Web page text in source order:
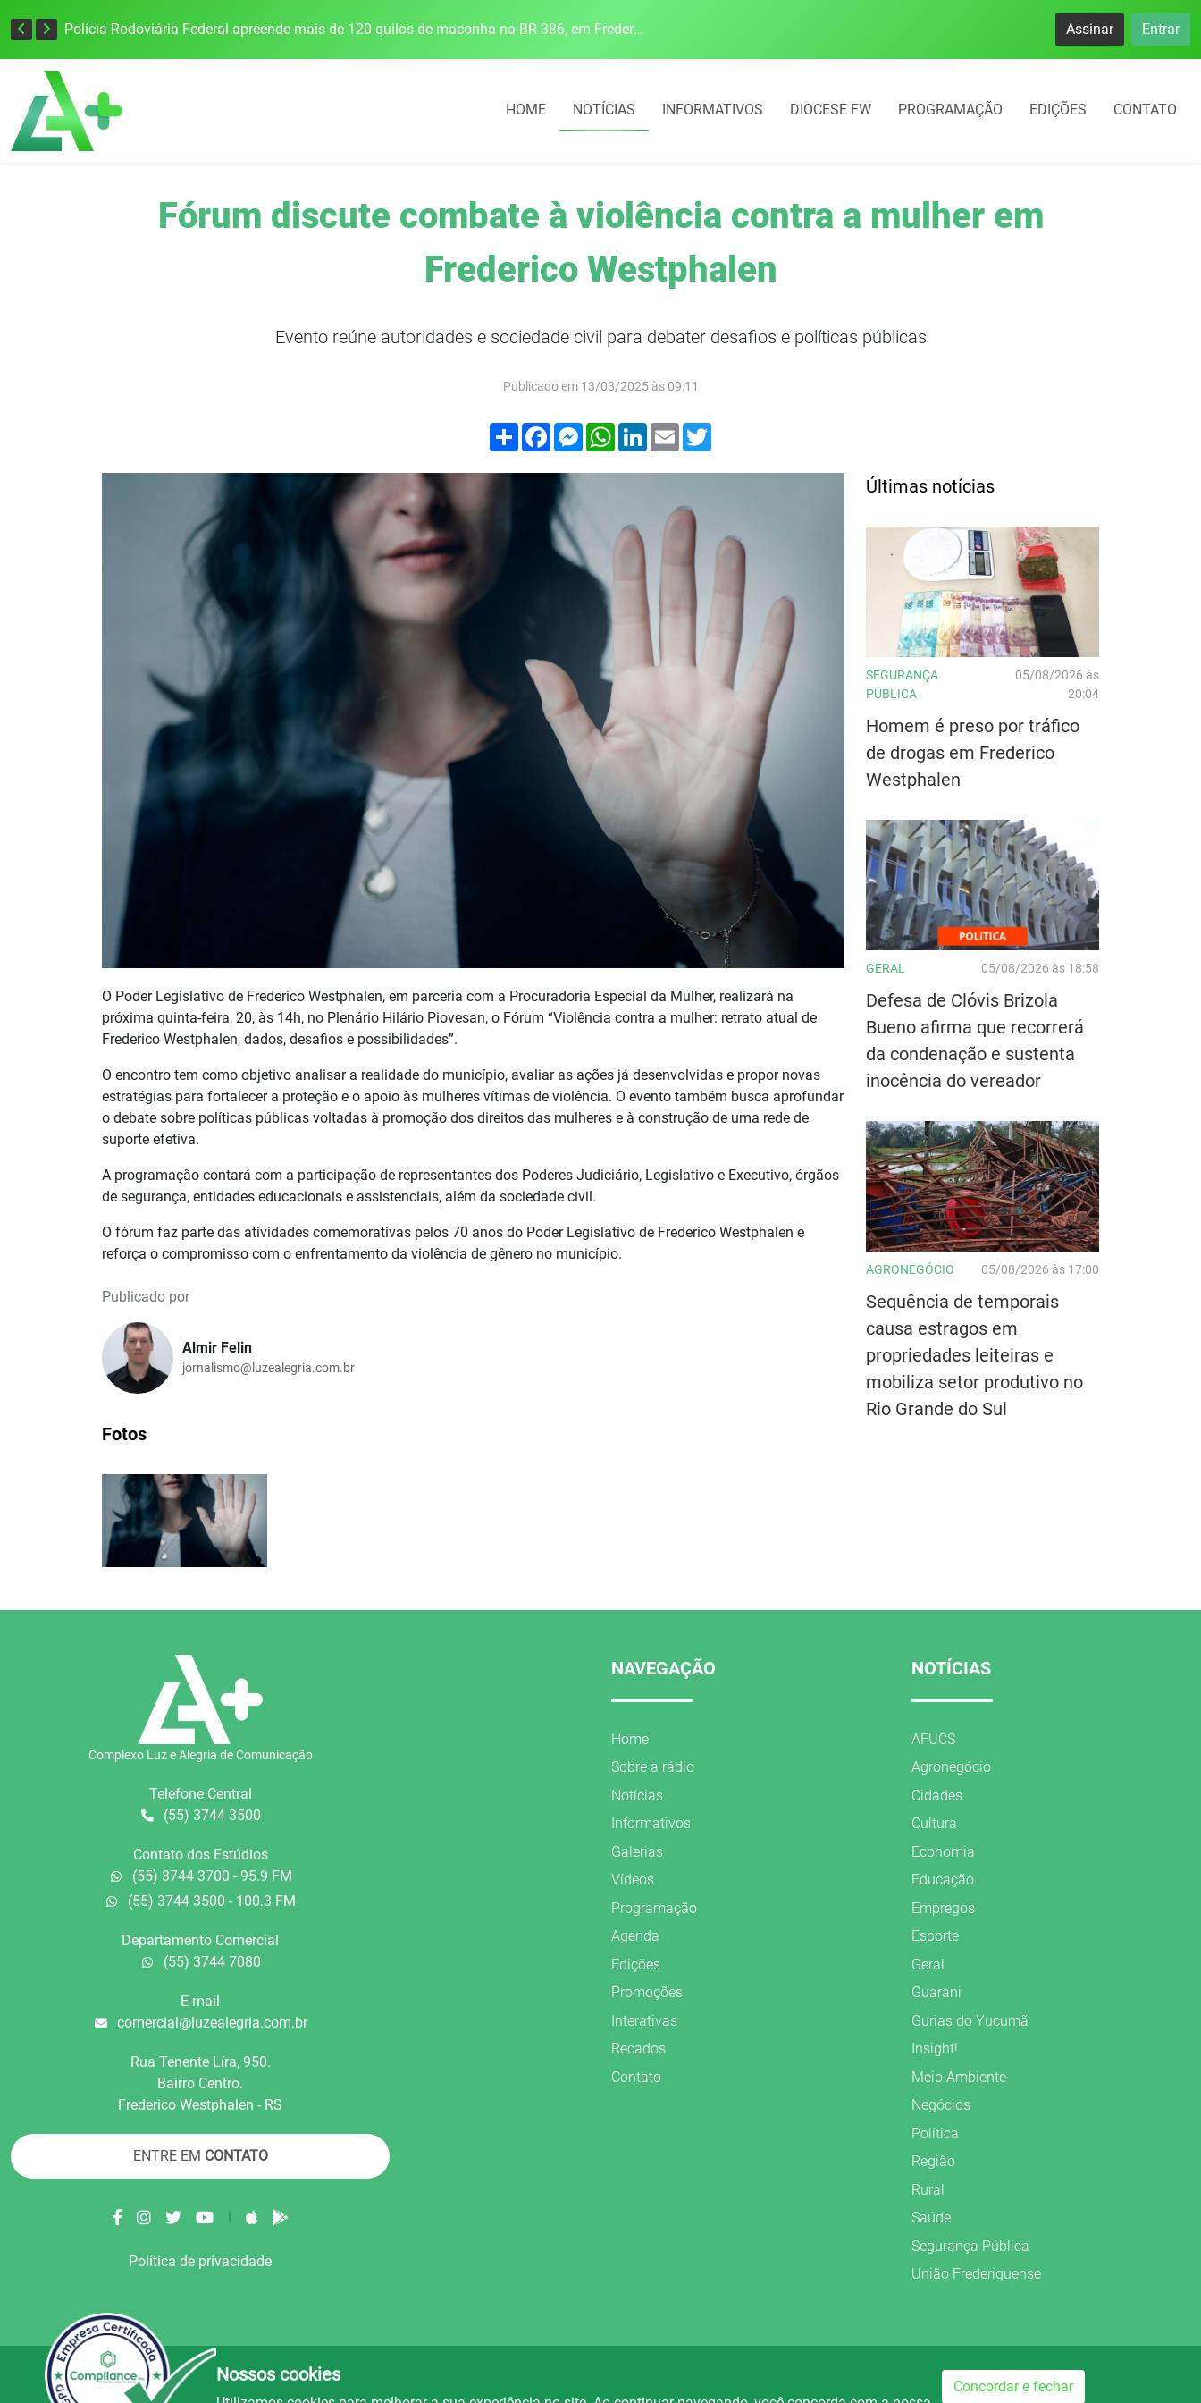
Polícia Rodoviária Federal apreende mais de 120 quilos de maconha na BR-386, em Frederico Westphalen Assinar Entrar
HOME NOTÍCIAS INFORMATIVOS DIOCESE FW PROGRAMAÇÃO EDIÇÕES CONTATO
Fórum discute combate à violência contra a mulher em
Frederico Westphalen
Evento reúne autoridades e sociedade civil para debater desafios e políticas públicas
Publicado em 13/03/2025 às 09:11
Compartilhar
FacebookMessenger
WhatsApp
LinkedIn
Email
O Poder Legislativo de Frederico Westphalen, em parceria com a Procuradoria Especial da Mulher, realizará na
próxima quinta-feira, 20, às 14h, no Plenário Hilário Piovesan, o Fórum “Violência contra a mulher: retrato atual de
Frederico Westphalen, dados, desafios e possibilidades”.
O encontro tem como objetivo analisar a realidade do município, avaliar as ações já desenvolvidas e propor novas
estratégias para fortalecer a proteção e o apoio às mulheres vítimas de violência. O evento também busca aprofundar
o debate sobre políticas públicas voltadas à promoção dos direitos das mulheres e à construção de uma rede de
suporte efetiva.
A programação contará com a participação de representantes dos Poderes Judiciário, Legislativo e Executivo, órgãos
de segurança, entidades educacionais e assistenciais, além da sociedade civil.
O fórum faz parte das atividades comemorativas pelos 70 anos do Poder Legislativo de Frederico Westphalen e
reforça o compromisso com o enfrentamento da violência de gênero no município.
Publicado por
Almir Felin
jornalismo@luzealegria.com.br
Fotos
Últimas notícias
SEGURANÇA
PÚBLICA
05/08/2026 às
20:04
Homem é preso por tráfico
de drogas em Frederico
Westphalen
GERAL 05/08/2026 às 18:58
Defesa de Clóvis Brizola
Bueno afirma que recorrerá
da condenação e sustenta
inocência do vereador
AGRONEGÓCIO 05/08/2026 às 17:00
Sequência de temporais
causa estragos em
propriedades leiteiras e
mobiliza setor produtivo no
Rio Grande do Sul
Complexo Luz e Alegria de Comunicação
Telefone Central
(55) 3744 3500
Contato dos Estúdios
(55) 3744 3700 - 95.9 FM
(55) 3744 3500 - 100.3 FM
Departamento Comercial
(55) 3744 7080
E-mail
comercial@luzealegria.com.br
Rua Tenente Líra, 950.
Bairro Centro.
Frederico Westphalen - RS
ENTRE EM CONTATO
Política de privacidade
NAVEGAÇÃO
Home
Sobre a rádio
Notícias
Informativos
Galerias
Vídeos
Programação
Agenda
Edições
Promoções
Interativas
Recados
Contato
NOTÍCIAS
AFUCS
Agronegócio
Cidades
Cultura
Economia
Educação
Empregos
Esporte
Geral
Guarani
Gurias do Yucumã
Insight!
Meio Ambiente
Negócios
Política
Região
Rural
Saúde
Segurança Pública
União Frederiquense
© Copyright 2022.LA+.Todos os direitos reservados. Preparado no
Nossos cookies
Concordar e fechar